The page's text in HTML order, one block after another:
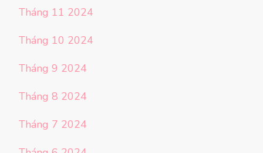
Tháng 11 2024
Tháng 10 2024
Tháng 9 2024
Tháng 8 2024
Tháng 7 2024